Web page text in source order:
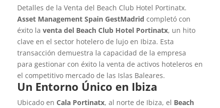
Detalles de la Venta del Beach Club Hotel Portinatx.
Asset Management Spain GestMadrid completó con
éxito la venta del Beach Club Hotel Portinatx, un hito
clave en el sector hotelero de lujo en Ibiza. Esta
transacción demuestra la capacidad de la empresa
para gestionar con éxito la venta de activos hoteleros en
el competitivo mercado de las Islas Baleares.
Un Entorno Único en Ibiza
Ubicado en Cala Portinatx, al norte de Ibiza, el Beach